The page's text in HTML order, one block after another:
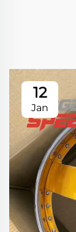
12
Jan